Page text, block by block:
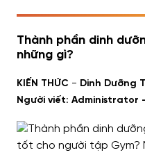
Thành phần dinh
những gì?
KIẾN THỨC - Dinh Dưỡng
Người viết: Administrator -